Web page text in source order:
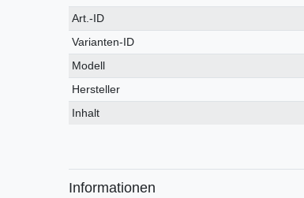
Technisches
Merkmal
Wert
Art.-ID
Varianten-ID
Modell
Hersteller
Inhalt
Informationen